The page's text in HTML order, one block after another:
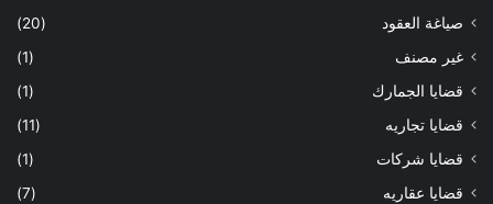
صياغة العقود
(20)
غير مصنف
(1)
قضايا الجمارك
(1)
قضايا تجاريه
(11)
قضايا شركات
(1)
قضايا عقاريه
(7)